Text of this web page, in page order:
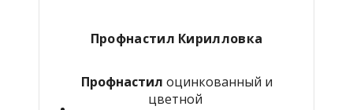
Профнастил Кирилловка
Профнастил оцинкованный и
цветной